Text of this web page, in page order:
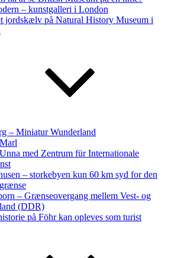
– kunstgalleri i London
jordskælv på Natural History Museum i
– Miniatur Wunderland
med Zentrum für Internationale
– storkebyen kun 60 km syd for den
– Grænseovergang mellem Vest- og
(DDR)
på Föhr kan opleves som turist